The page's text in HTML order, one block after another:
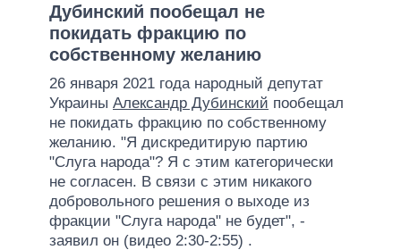
Дубинский пообещал не
покидать фракцию по
собственному желанию
26 января 2021 года народный депутат
Украины Александр Дубинский пообещал
не покидать фракцию по собственному
желанию. "Я дискредитирую партию
"Слуга народа"? Я с этим категорически
не согласен. В связи с этим никакого
добровольного решения о выходе из
фракции "Слуга народа" не будет", -
заявил он (видео 2:30-2:55) .